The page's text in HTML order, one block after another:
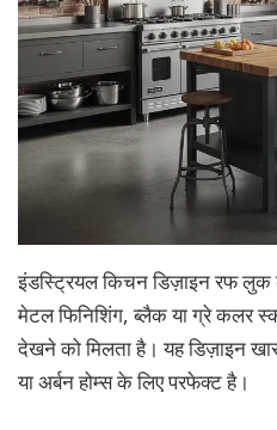
इंडस्ट्रियल किचन डिज़ाइन रफ
मेटल फिनिशिंग, ब्लैक या ग्रे कलर
देखने को मिलता है। यह डिज़ाइन
या अर्बन होम्स के लिए परफेक्ट है।